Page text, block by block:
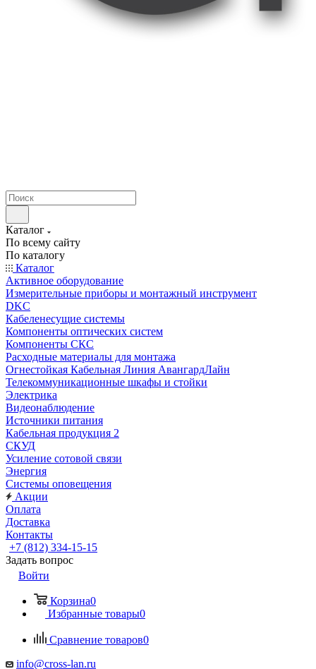
Каталог
По всему сайту
По каталогу
Каталог
Активное оборудование
Измерительные приборы и монтажный инструмент
DKC
Кабеленесущие системы
Компоненты оптических систем
Компоненты СКС
Расходные материалы для монтажа
Огнестойкая Кабельная Линия АвангардЛайн
Телекоммуникационные шкафы и стойки
Электрика
Видеонаблюдение
Источники питания
Кабельная продукция 2
СКУД
Усиление сотовой связи
Энергия
Системы оповещения
Акции
Оплата
Доставка
Контакты
+7 (812) 334-15-15
Задать вопрос
Войти
Корзина0
Избранные товары0
Сравнение товаров0
info@cross-lan.ru